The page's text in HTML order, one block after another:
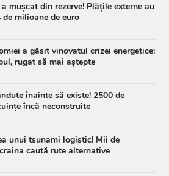
mușcat din rezerve! Plățile externe au
milioane de euro
a găsit vinovatul crizei energetice:
rugat să mai aștepte
înainte să existe! 2500 de
încă neconstruite
unui tsunami logistic! Mii de
caută rute alternative